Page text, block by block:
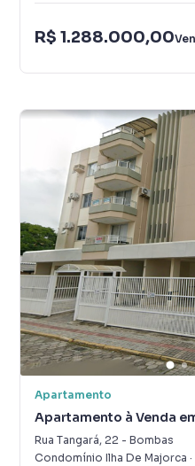
R$ 1.288.000,00
Apartamento
Apartamento à Venda
Rua Tangará, 22 - Bombas
Condomínio Ilha De Majorca ·